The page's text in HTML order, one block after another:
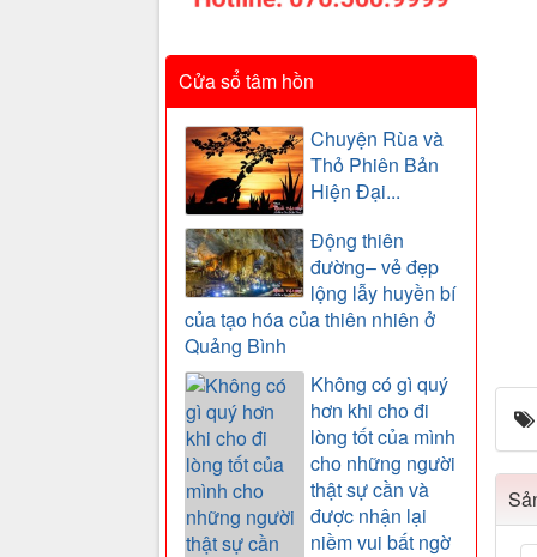
Cửa sổ tâm hồn
Chuyện Rùa và
Thỏ Phiên Bản
Hiện Đại...
Động thiên
đường– vẻ đẹp
lộng lẫy huyền bí
của tạo hóa của thiên nhiên ở
Quảng Bình
Không có gì quý
hơn khi cho đi
lòng tốt của mình
cho những người
thật sự cần và
được nhận lại
niềm vui bất ngờ